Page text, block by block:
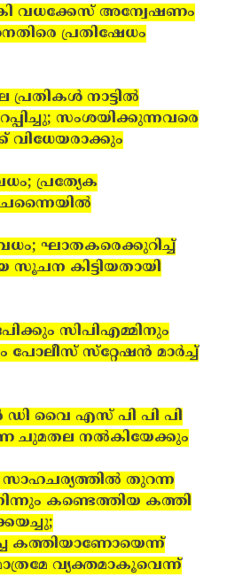
വധക്കേസ് അന്വേഷണം
പ്രതിഷേധം
നാട്ടില്‍
സംശയിക്കുന്നവരെ
പ്രത്യേക
ഘാതകരെക്കുറിച്ച്
സൂചന കിട്ടിയതായി
സിപിഎമ്മിനും
സ്‌റ്റേഷന്‍ മാര്‍ച്ച്
ഡി വൈ എസ് പി പി പി
ചുമതല നല്‍കിയേക്കും
തുറന്ന
കണ്ടെത്തിയ കത്തി
കത്തിയാണോയെന്ന്
വ്യക്തമാകൂവെന്ന്